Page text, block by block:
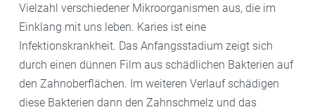
Vielzahl verschiedener Mikroorganismen aus, die im
Einklang mit uns leben. Karies ist eine
Infektionskrankheit. Das Anfangsstadium zeigt sich
durch einen dünnen Film aus schädlichen Bakterien auf
den Zahnoberflächen. Im weiteren Verlauf schädigen
diese Bakterien dann den Zahnschmelz und das